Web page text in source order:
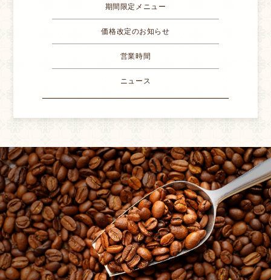
期間限定メニュー
価格改定のお知らせ
営業時間
ニュース